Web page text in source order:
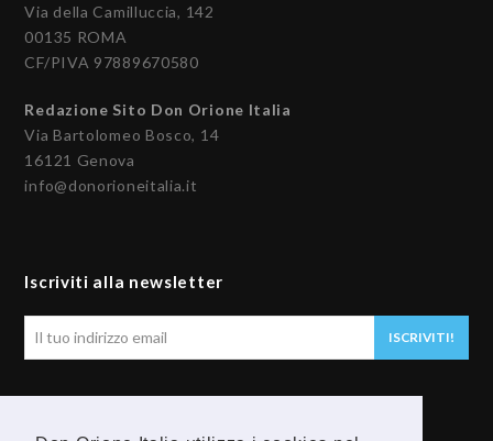
Via della Camilluccia, 142
00135 ROMA
CF/PIVA 97889670580
Redazione Sito Don Orione Italia
Via Bartolomeo Bosco, 14
16121 Genova
info@donorioneitalia.it
Iscriviti alla newsletter
ISCRIVITI!